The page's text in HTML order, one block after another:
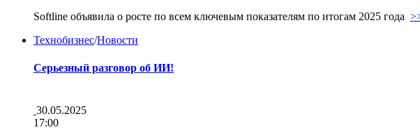
Softline объявила о росте по всем ключевым показателям по итогам 2025 года
Технобизнес/Новости
Серьезный разговор об ИИ!
30.05.2025
17:00